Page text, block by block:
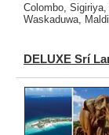
Colombo,
Waskaduwa,
DELUXE Srí